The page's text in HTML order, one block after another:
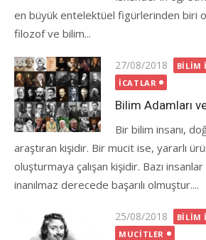
en büyük entelektüel figürlerinden biri
filozof ve bilim...
Posted
on
27/08/2018
BILIM
İCATLAR
Bilim Adamları
Bir bilim insanı,
araştıran kişidir. Bir mucit ise, yararlı
oluşturmaya çalışan kişidir. Bazı
inanılmaz derecede başarılı olmuştur....
Posted
on
25/08/2018
BILIM
MUCITLER